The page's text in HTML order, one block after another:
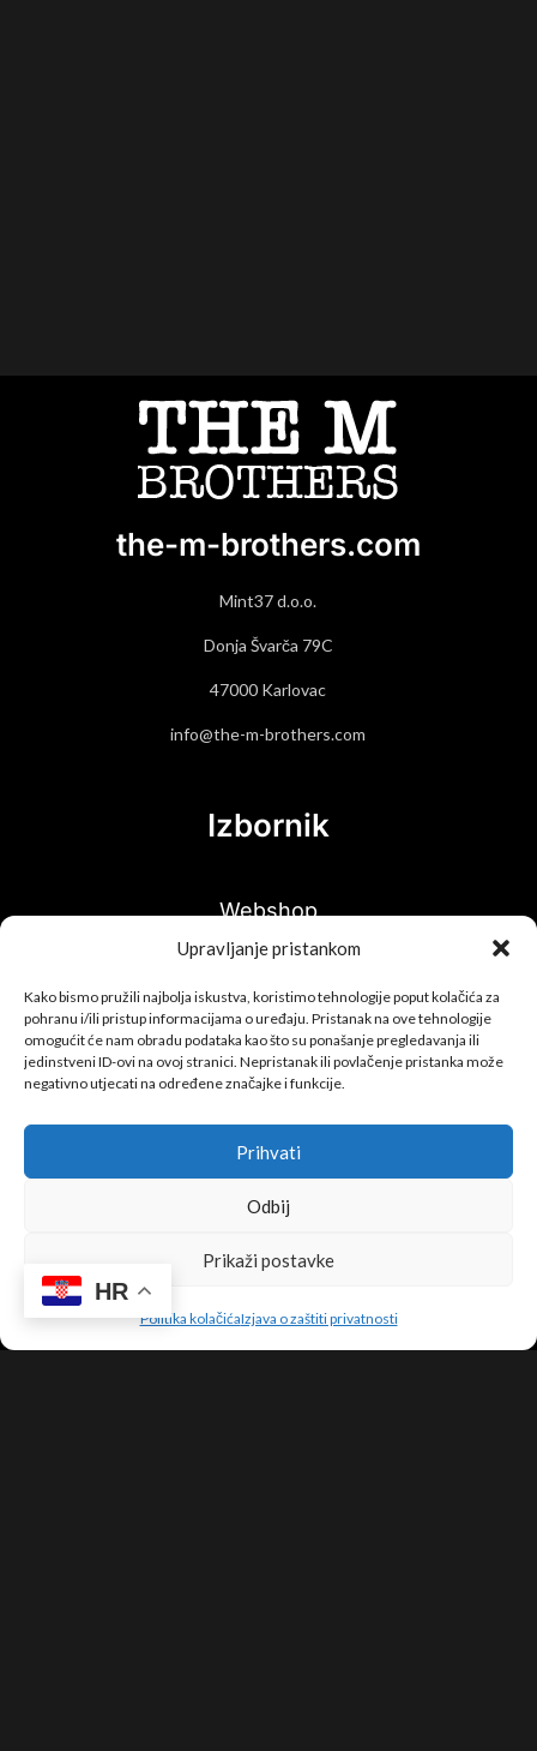
Upravljanje pristankom
Kako bismo pružili najbolja iskustva, koristimo tehnologije poput kolačića za
pohranu i/ili pristup informacijama o uređaju. Pristanak na ove tehnologije
omogućit će nam obradu podataka kao što su ponašanje pregledavanja ili
jedinstveni ID-ovi na ovoj stranici. Nepristanak ili povlačenje pristanka može
negativno utjecati na određene značajke i funkcije.
Prihvati
Odbij
Prikaži postavke
Politika kolačićaIzjava o zaštiti privatnosti
the-m-brothers.com
Mint37 d.o.o.
Donja Švarča 79C
47000 Karlovac
info@the-m-brothers.com
Izbornik
Webshop
Hit proizvodi
O nama
Kontakt
Informacije
Dostava
HR